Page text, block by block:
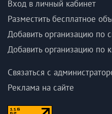
Вход в личный кабинет
Разместить бесплатное
Добавить организацию по
Добавить организацию по
Связаться с
Реклама на сайте